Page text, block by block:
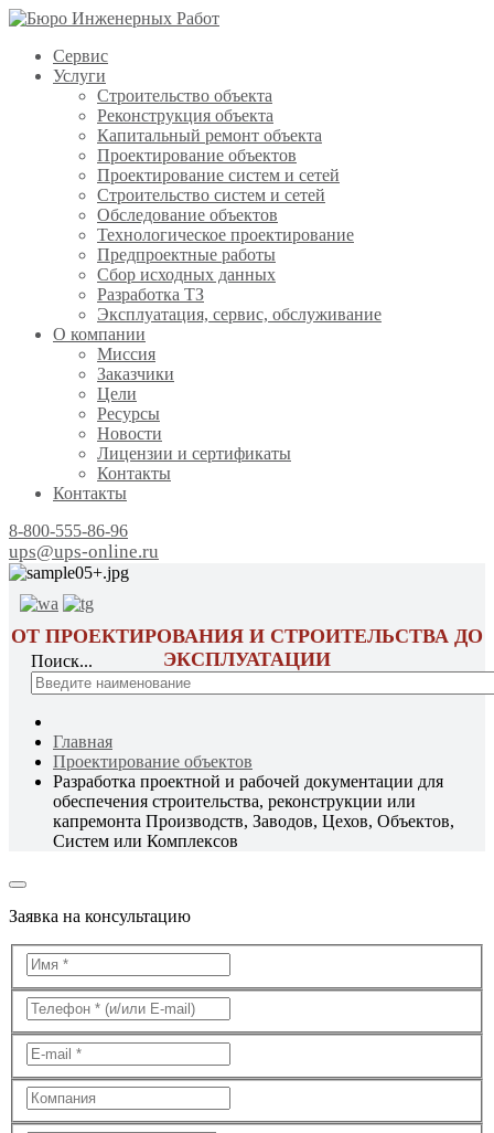
Сервис
Услуги
Строительство объекта
Реконструкция объекта
Капитальный ремонт объекта
Проектирование объектов
Проектирование систем и сетей
Строительство систем и сетей
Обследование объектов
Технологическое проектирование
Предпроектные работы
Сбор исходных данных
Разработка ТЗ
Эксплуатация, сервис, обслуживание
О компании
Миссия
Заказчики
Цели
Ресурсы
Новости
Лицензии и сертификаты
Контакты
Контакты
8-800-555-86-96
ups@ups-online.ru
ОТ ПРОЕКТИРОВАНИЯ И СТРОИТЕЛЬСТВА ДО
ЭКСПЛУАТАЦИИ
Поиск...
Главная
Проектирование объектов
Разработка проектной и рабочей документации для
обеспечения строительства, реконструкции или
капремонта Производств, Заводов, Цехов, Объектов,
Систем или Комплексов
Заявка на консультацию